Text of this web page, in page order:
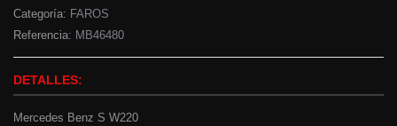
Categoría: FAROS
Referencia: MB46480
DETALLES:
Mercedes Benz S W220